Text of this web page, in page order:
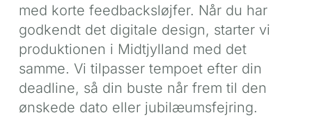
med korte feedbacksløjfer. Når du har
godkendt det digitale design, starter vi
produktionen i Midtjylland med det
samme. Vi tilpasser tempoet efter din
deadline, så din buste når frem til den
ønskede dato eller jubilæumsfejring.